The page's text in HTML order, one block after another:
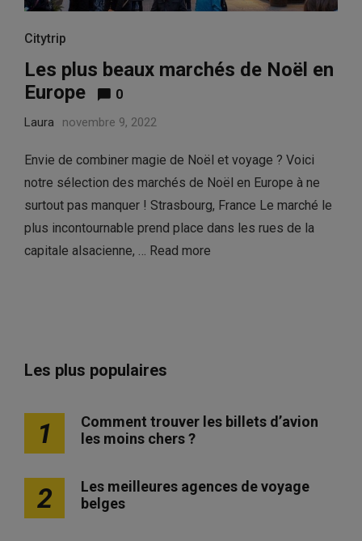
Citytrip
Les plus beaux marchés de Noël en
Europe
0
Laura novembre 9, 2022
Envie de combiner magie de Noël et voyage ? Voici
notre sélection des marchés de Noël en Europe à ne
surtout pas manquer ! Strasbourg, France Le marché le
plus incontournable prend place dans les rues de la
capitale alsacienne, … Read more
Les plus populaires
1
Comment trouver les billets d’avion
les moins chers ?
2
Les meilleures agences de voyage
belges